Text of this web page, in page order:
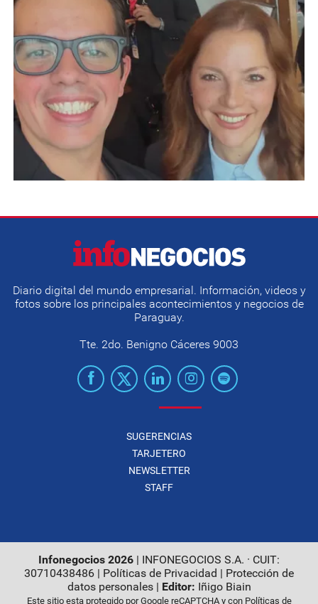
Diario digital del mundo empresarial. Información, videos y
fotos sobre los principales acontecimientos y negocios de
Paraguay.
Tte. 2do. Benigno Cáceres 9003
SUGERENCIAS
TARJETERO
NEWSLETTER
STAFF
Infonegocios 2026 | INFONEGOCIOS S.A. · CUIT:
30710438486 | Políticas de Privacidad | Protección de
datos personales| Editor: Iñigo Biain
Este sitio esta protegido por Google reCAPTCHA y con Políticas de